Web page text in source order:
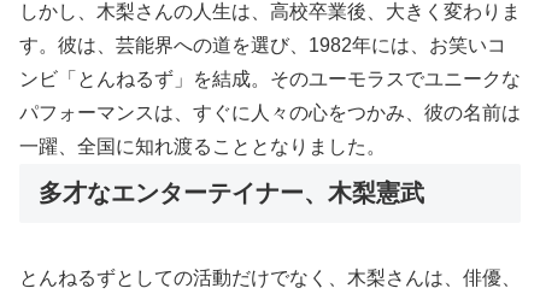
しかし、木梨さんの人生は、高校卒業後、大きく変わりま
す。彼は、芸能界への道を選び、1982年には、お笑いコ
ンビ「とんねるず」を結成。そのユーモラスでユニークな
パフォーマンスは、すぐに人々の心をつかみ、彼の名前は
一躍、全国に知れ渡ることとなりました。
多才なエンターテイナー、木梨憲武
とんねるずとしての活動だけでなく、木梨さんは、俳優、